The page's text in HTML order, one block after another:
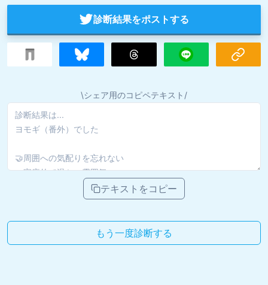
診断結果をポストする
\シェア用のコピペテキスト/
テキストをコピー
もう一度診断する